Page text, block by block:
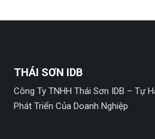
THÁI SƠN IDB
Công Ty TNHH Thái Sơn IDB – Tự
Phát Triển Của Doanh Nghiệp